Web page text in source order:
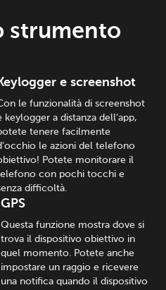
strumento
e screenshot
le funzionalità di screenshot
keylogger a distanza dell'app,
tenere facilmente
le azioni del telefono
Potete monitorare il
con pochi tocchi e
difficoltà.
GPS
Questa funzione mostra dove si
trova il dispositivo obiettivo in
quel momento. Potete anche
impostare un raggio e ricevere
una notifica quando il dispositivo